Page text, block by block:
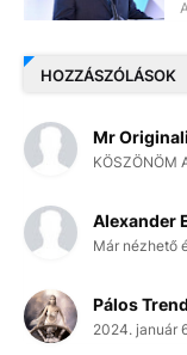
HOZZÁSZÓLÁSOK
Mr
KÖSZÖNÖM
Alexander
Már nézhető
Pálos Trend
2024. január